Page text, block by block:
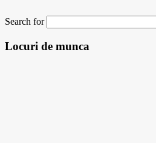
Search for
Locuri de munca